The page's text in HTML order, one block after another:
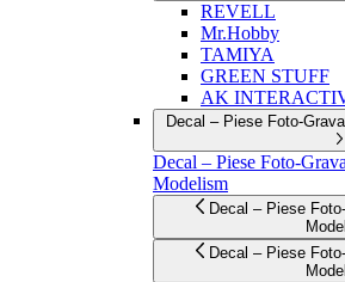
REVELL
Mr.Hobby
TAMIYA
GREEN STUFF
AK
Decal – Piese Foto-
Decal – Piese Foto-
Modelism
Decal – Piese Foto-Gravate și Zimmerit
Decal – Piese Foto-Gravate și Zimmerit